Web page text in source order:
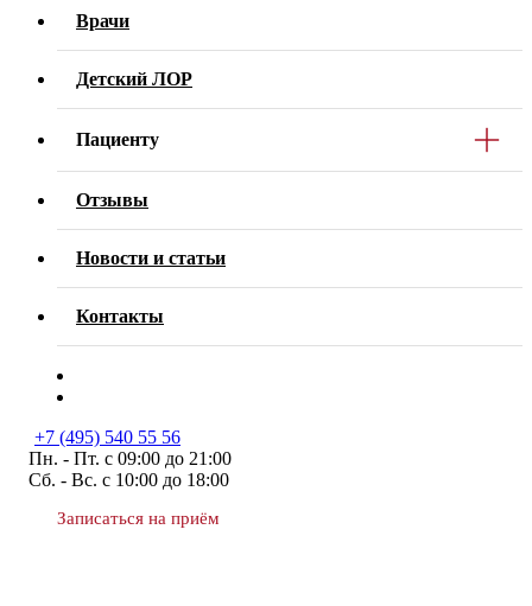
Врачи
Детский ЛОР
Пациенту
Отзывы
Новости и статьи
Контакты
+7 (495) 540 55 56
Пн. - Пт. с 09:00 до 21:00
Сб. - Вс. с 10:00 до 18:00
Записаться на приём